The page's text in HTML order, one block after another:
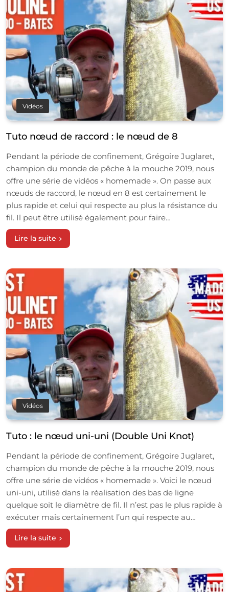
Vidéos
Tuto nœud de raccord : le nœud de 8
Pendant la période de confinement, Grégoire Juglaret,
champion du monde de pêche à la mouche 2019, nous
offre une série de vidéos « homemade ». On passe aux
nœuds de raccord, le nœud en 8 est certainement le
plus rapide et celui qui respecte au plus la résistance du
fil. Il peut être utilisé également pour faire…
Lire la suite
Vidéos
Tuto : le nœud uni-uni (Double Uni Knot)
Pendant la période de confinement, Grégoire Juglaret,
champion du monde de pêche à la mouche 2019, nous
offre une série de vidéos « homemade ». Voici le nœud
uni-uni, utilisé dans la réalisation des bas de ligne
quelque soit le diamètre de fil. Il n’est pas le plus rapide à
exécuter mais certainement l’un qui respecte au…
Lire la suite